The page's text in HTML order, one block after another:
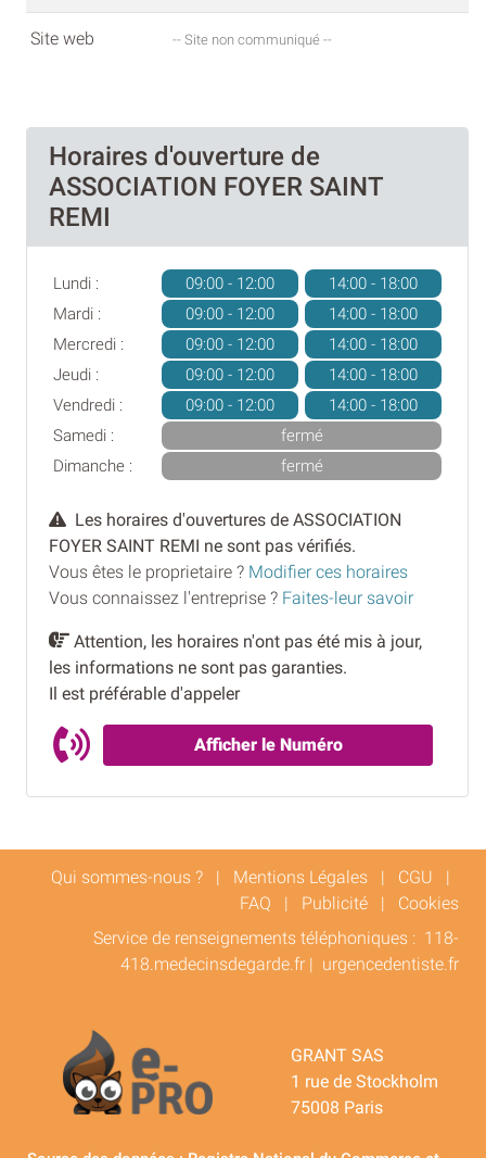
Site web -- Site non communiqué --
Horaires d'ouverture de
ASSOCIATION FOYER SAINT
REMI
Lundi : 09:00 - 12:00
14:00 - 18:00
Mardi :
09:00 - 12:00
14:00 - 18:00
Mercredi :
09:00 - 12:00
14:00 - 18:00
Jeudi :
09:00 - 12:00
14:00 - 18:00
Vendredi :
09:00 - 12:00
14:00 - 18:00
Samedi :
fermé
Dimanche :
fermé
Les horaires d'ouvertures de ASSOCIATION
FOYER SAINT REMI ne sont pas vérifiés.
Vous êtes le proprietaire ? Modifier ces horaires
Vous connaissez l'entreprise ? Faites-leur savoir
Attention, les horaires n'ont pas été mis à jour,
les informations ne sont pas garanties.
Il est préférable d'appeler
Afficher le Numéro
Qui sommes-nous ? | Mentions Légales | CGU |
FAQ | Publicité | Cookies
Service de renseignements téléphoniques : 118-
418.medecinsdegarde.fr | urgencedentiste.fr
GRANT SAS
1 rue de Stockholm
75008 Paris